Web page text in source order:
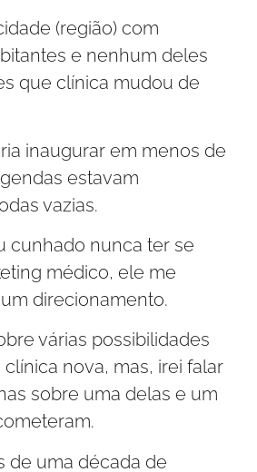
(região) com
e nenhum deles
que clínica mudou de
inaugurar em menos de
estavam
vazias.
cunhado nunca ter se
médico, ele me
direcionamento.
várias possibilidades
nova, mas, irei falar
sobre uma delas e um
de uma década de